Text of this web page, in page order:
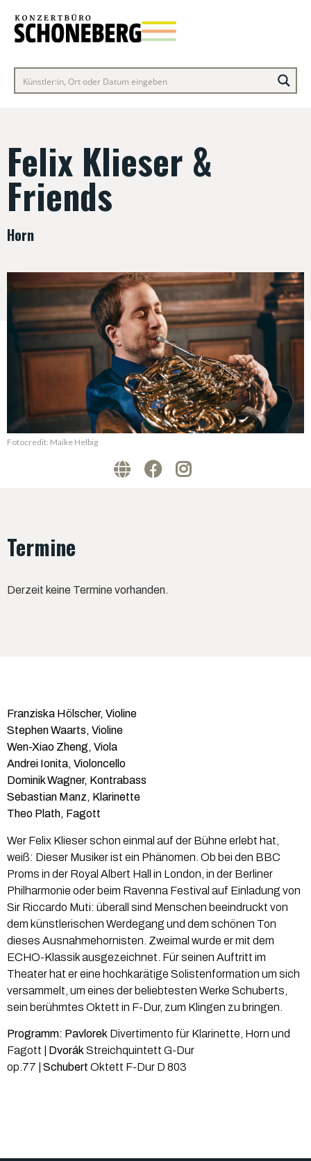
Felix Klieser &
Friends
Horn
Fotocredit: Maike Helbig
Termine
Derzeit keine Termine vorhanden.
Franziska Hölscher, Violine
Stephen Waarts, Violine
Wen-Xiao Zheng, Viola
Andrei Ionita, Violoncello
Dominik Wagner, Kontrabass
Sebastian Manz, Klarinette
Theo Plath, Fagott
Wer Felix Klieser schon einmal auf der Bühne erlebt hat,
weiß: Dieser Musiker ist ein Phänomen. Ob bei den BBC
Proms in der Royal Albert Hall in London, in der Berliner
Philharmonie oder beim Ravenna Festival auf Einladung von
Sir Riccardo Muti: überall sind Menschen beeindruckt von
dem künstlerischen Werdegang und dem schönen Ton
dieses Ausnahmehornisten. Zweimal wurde er mit dem
ECHO-Klassik ausgezeichnet. Für seinen Auftritt im
Theater hat er eine hochkarätige Solistenformation um sich
versammelt, um eines der beliebtesten Werke Schuberts,
sein berühmtes Oktett in F-Dur, zum Klingen zu bringen.
Programm: Pavlorek Divertimento für Klarinette, Horn und
Fagott
Dvorák Streichquintett G-Dur
op.77
Schubert Oktett F-Dur D 803